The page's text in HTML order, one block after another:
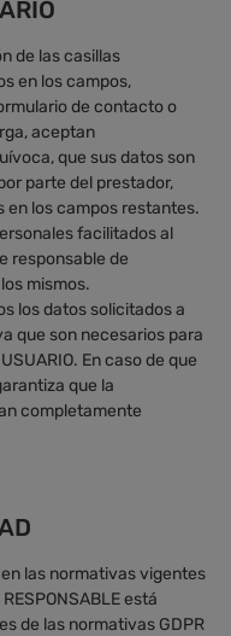
de las casillas
en los campos,
de contacto o
aceptan
que sus datos son
parte del prestador,
en los campos restantes.
facilitados al
responsable de
mismos.
los datos solicitados a
que son necesarios para
En caso de que
que la
completamente
las normativas vigentes
está
de las normativas GDPR